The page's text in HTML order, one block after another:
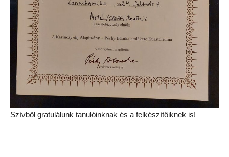
Szívből gratulálunk tanulóinknak és a felkészítőiknek is!